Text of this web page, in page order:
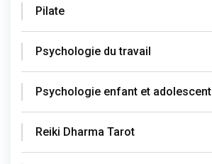
Pilate
Psychologie du travail
Psychologie enfant et adolescent
Reiki Dharma Tarot